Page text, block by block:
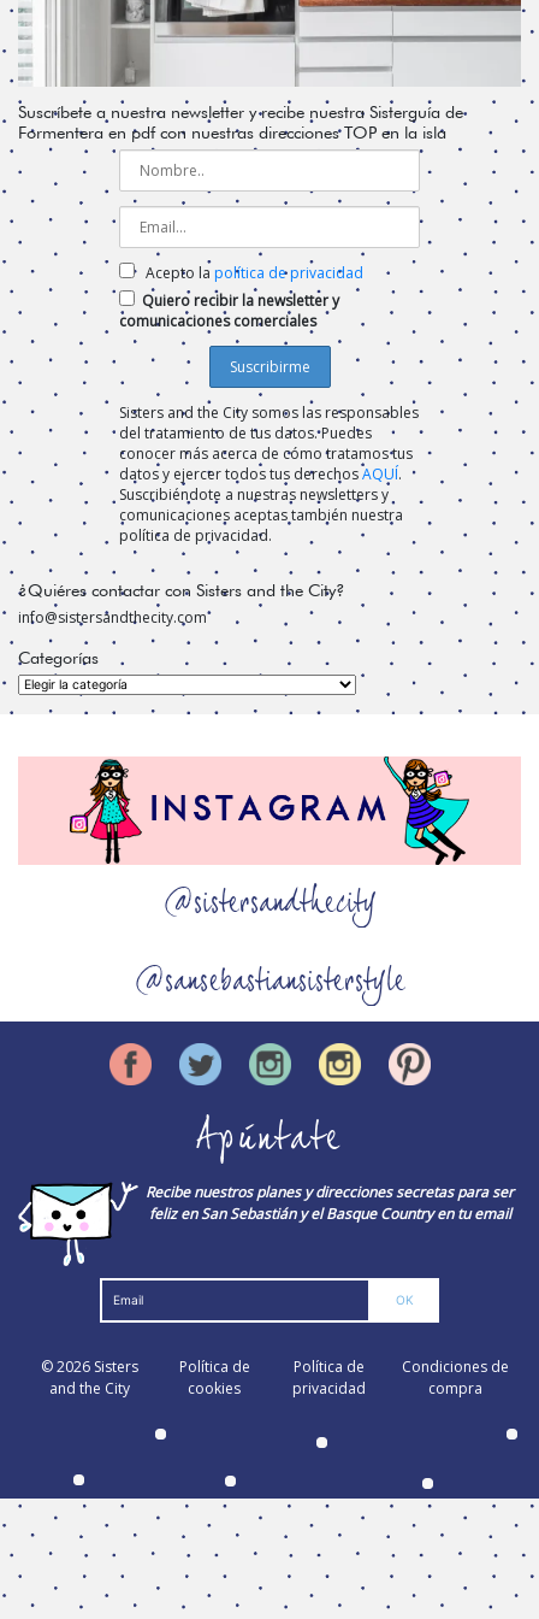
Suscríbete a nuestra newsletter y recibe nuestra Sisterguía de
Formentera en pdf con nuestras direcciones TOP en la isla
Acepto la política de privacidad
Quiero recibir la newsletter y
comunicaciones comerciales
Sisters and the City somos las responsables
del tratamiento de tus datos. Puedes
conocer más acerca de cómo tratamos tus
datos y ejercer todos tus derechosAQUÍ.
Suscribiéndote a nuestras newsletters y
comunicaciones aceptas también nuestra
política de privacidad.
¿Quiéres contactar con Sisters and the City?
info@sistersandthecity.com
Categorías
Categorías
@sistersandthecity
@sansebastiansisterstyle
Apúntate
Recibe nuestros planes y direcciones secretas para ser
feliz en San Sebastián y el Basque Country en tu email
© 2026 Sisters
and the City
Política de
cookies
Política de
privacidad
Condiciones de
compra